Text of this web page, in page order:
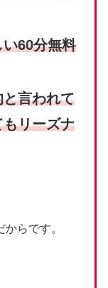
60分無料
言われて
リーズナ
らです。